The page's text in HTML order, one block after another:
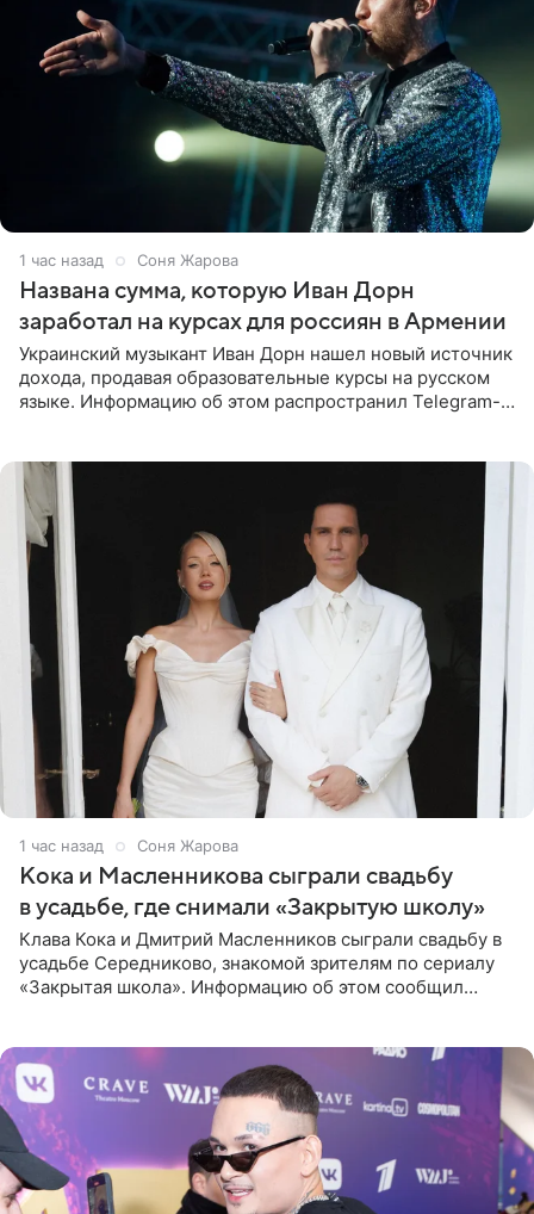
1 час назад Соня Жарова
Названа сумма, которую Иван Дорн
заработал на курсах для россиян в Армении
Украинский музыкант Иван Дорн нашел новый источник
дохода, продавая образовательные курсы на русском
языке. Информацию об этом распространил Telegram-
1 час назад Соня Жарова
Кока и Масленникова сыграли свадьбу
в усадьбе, где снимали «Закрытую школу»
Клава Кока и Дмитрий Масленников сыграли свадьбу в
усадьбе Середниково, знакомой зрителям по сериалу
«Закрытая школа». Информацию об этом сообщил